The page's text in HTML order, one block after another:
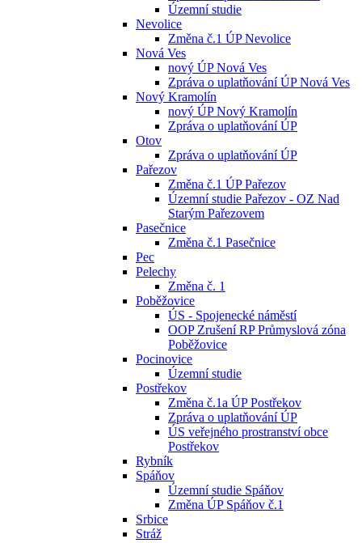
Územní studie
Nevolice
Změna č.1 ÚP Nevolice
Nová Ves
nový ÚP Nová Ves
Zpráva o uplatňování ÚP Nová Ves
Nový Kramolín
nový ÚP Nový Kramolín
Zpráva o uplatňování ÚP
Otov
Zpráva o uplatňování ÚP
Pařezov
Změna č.1 ÚP Pařezov
Územní studie Pařezov - OZ Nad
Starým Pařezovem
Pasečnice
Změna č.1 Pasečnice
Pec
Pelechy
Změna č. 1
Poběžovice
ÚS - Spojenecké náměstí
OOP Zrušení RP Průmyslová zóna
Poběžovice
Pocinovice
Územní studie
Postřekov
Změna č.1a ÚP Postřekov
Zpráva o uplatňování ÚP
ÚS veřejného prostranství obce
Postřekov
Rybník
Spáňov
Územní studie Spáňov
Změna ÚP Spáňov č.1
Srbice
Stráž